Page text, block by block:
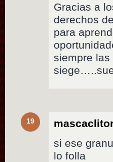
Gracias a
derechos
para
siempre
19
si ese
lo folla